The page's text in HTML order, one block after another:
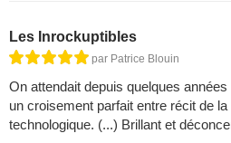
Les Inrockuptibles
par Patrice Blouin
On attendait depuis quelques
un croisement parfait entre récit de
technologique. (...) Brillant et